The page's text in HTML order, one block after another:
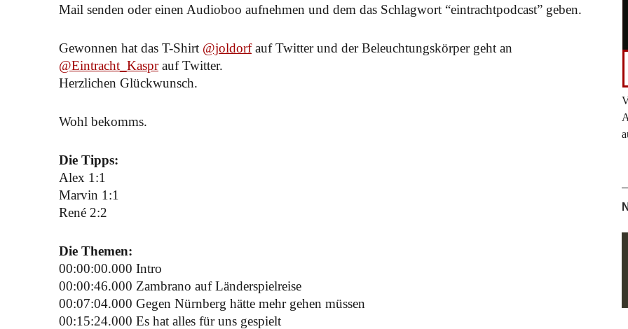
Mail senden oder einen Audioboo aufnehmen und dem das Schlagwort “eintrachtpodcast” geben.
Gewonnen hat das T-Shirt @joldorfauf Twitter und der Beleuchtungskörper geht an
@Eintracht_Kasprauf Twitter.
Herzlichen Glückwunsch.
Wohl bekomms.
Die Tipps:
Alex 1:1
Marvin 1:1
René 2:2
Die Themen:
00:00:00.000 Intro
00:00:46.000 Zambrano auf Länderspielreise
00:07:04.000 Gegen Nürnberg hätte mehr gehen müssen
00:15:24.000 Es hat alles für uns gespielt